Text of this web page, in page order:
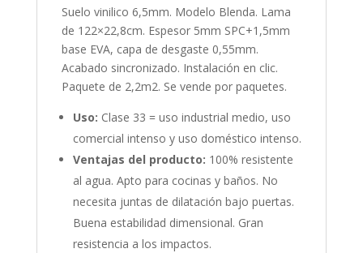
Suelo vinilico 6,5mm. Modelo Blenda. Lama
de 122×22,8cm. Espesor 5mm SPC+1,5mm
base EVA, capa de desgaste 0,55mm.
Acabado sincronizado. Instalación en clic.
Paquete de 2,2m2. Se vende por paquetes.
Uso: Clase 33 = uso industrial medio, uso
comercial intenso y uso doméstico intenso.
Ventajas del producto: 100% resistente
al agua. Apto para cocinas y baños. No
necesita juntas de dilatación bajo puertas.
Buena estabilidad dimensional. Gran
resistencia a los impactos.